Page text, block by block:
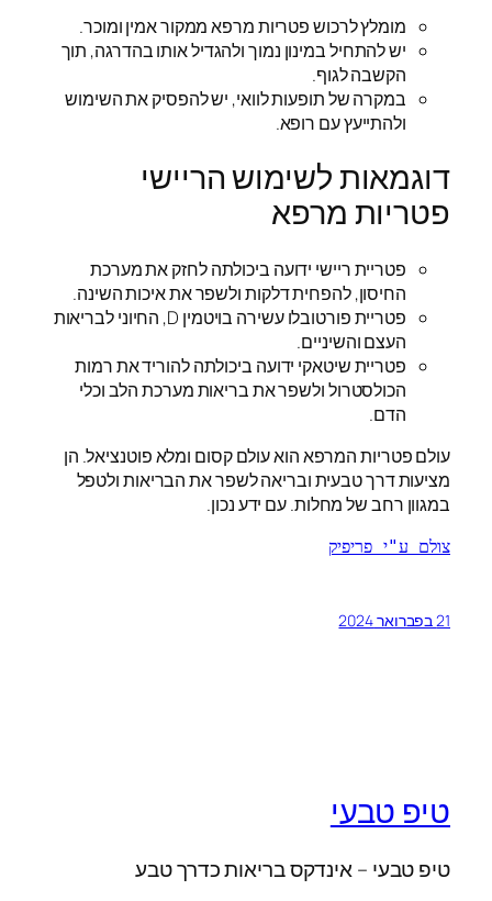
מומלץ לרכוש פטריות מרפא ממקור אמין ומוכר.
יש להתחיל במינון נמוך ולהגדיל אותו בהדרגה, תוך
הקשבה לגוף.
במקרה של תופעות לוואי, יש להפסיק את השימוש
ולהתייעץ עם רופא.
דוגמאות לשימוש הריישי
פטריות מרפא
פטריית ריישי ידועה ביכולתה לחזק את מערכת
החיסון, להפחית דלקות ולשפר את איכות השינה.
פטריית פורטובלו עשירה בויטמין D, החיוני לבריאות
העצם והשיניים.
פטריית שיטאקי ידועה ביכולתה להוריד את רמות
הכולסטרול ולשפר את בריאות מערכת הלב וכלי
הדם.
עולם פטריות המרפא הוא עולם קסום ומלא פוטנציאל. הן
מציעות דרך טבעית ובריאה לשפר את הבריאות ולטפל
במגוון רחב של מחלות. עם ידע נכון.
צולם ע"י פריפיק
21 בפברואר 2024
טיפ טבעי
טיפ טבעי – אינדקס בריאות כדרך טבע